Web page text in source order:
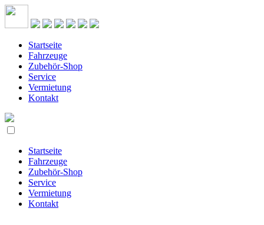
Startseite
Fahrzeuge
Zubehör-Shop
Service
Vermietung
Kontakt
Startseite
Fahrzeuge
Zubehör-Shop
Service
Vermietung
Kontakt